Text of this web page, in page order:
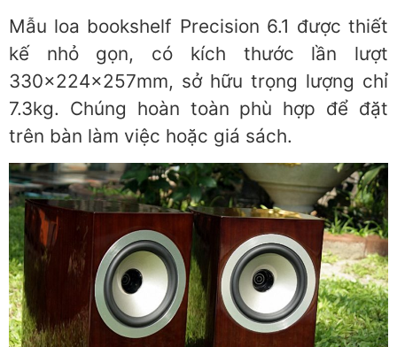
Mẫu loa bookshelf Precision 6.1 được thiết
kế nhỏ gọn, có kích thước lần lượt
330x224x257mm, sở hữu trọng lượng chỉ
7.3kg. Chúng hoàn toàn phù hợp để đặt
trên bàn làm việc hoặc giá sách.